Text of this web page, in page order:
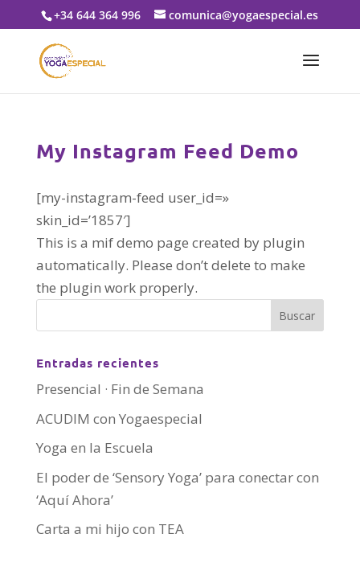
+34 644 364 996 comunica@yogaespecial.es
My Instagram Feed Demo
[my-instagram-feed user_id=»
skin_id=’1857′]
This is a mif demo page created by plugin
automatically. Please don’t delete to make
the plugin work properly.
Entradas recientes
Presencial · Fin de Semana
ACUDIM con Yogaespecial
Yoga en la Escuela
El poder de ‘Sensory Yoga’ para conectar con
‘Aquí Ahora’
Carta a mi hijo con TEA